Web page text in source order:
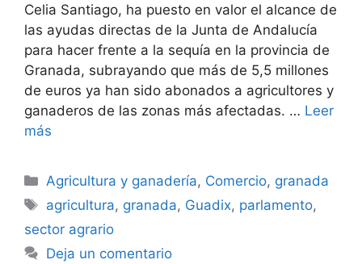
Celia Santiago, ha puesto en valor el alcance de
las ayudas directas de la Junta de Andalucía
para hacer frente a la sequía en la provincia de
Granada, subrayando que más de 5,5 millones
de euros ya han sido abonados a agricultores y
ganaderos de las zonas más afectadas. … Leer
más
Categorías
Agricultura y ganadería, Comercio, granada
Etiquetas
agricultura, granada, Guadix, parlamento,
sector agrario
Deja un comentario